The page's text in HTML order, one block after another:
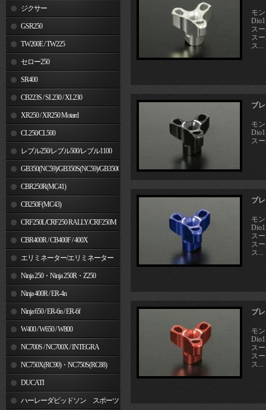
ジクサー
GSR250
TW200E / TW225
セロー250
SR400
CB223S / SL230 / XL230
XR250 / XR250 Motard
CL250/CL500
レブル250/レブル500/レブル1100
GB350(NC59)/GB350S(NC59)/GB350C(NC64)
CBR250R(MC41)
CB250F(MC43)
CRF250L/CRF250 RALLY/CRF250M
CBR400R / CB400F / 400X
エリミネーター/エリミネーター
SE Ninja 250・Ninja 250R・Z250
Ninja 400R / ER-4n
Ninja 650 / ER-6n / ER-6f
W400 / W650 / W800
NC700S / NC700X / INTEGRA
NC750X(RC90)・NC750S(RC88)
DUCATI
ハーレーダビッドソン スポーツ
モ
ス
ス
ス...
ブ
モ
ス
ブ
モ
ス
ス
ス...
ブ
モ
ス
ス
ス...